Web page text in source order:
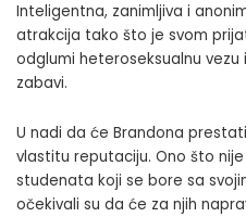
Inteligentna, zanimljiva i
atrakcija tako što je svom
odglumi heteroseksualnu
zabavi.
U nadi da će Brandona
vlastitu reputaciju. Ono što
studenata koji se bore sa
očekivali su da će za njih